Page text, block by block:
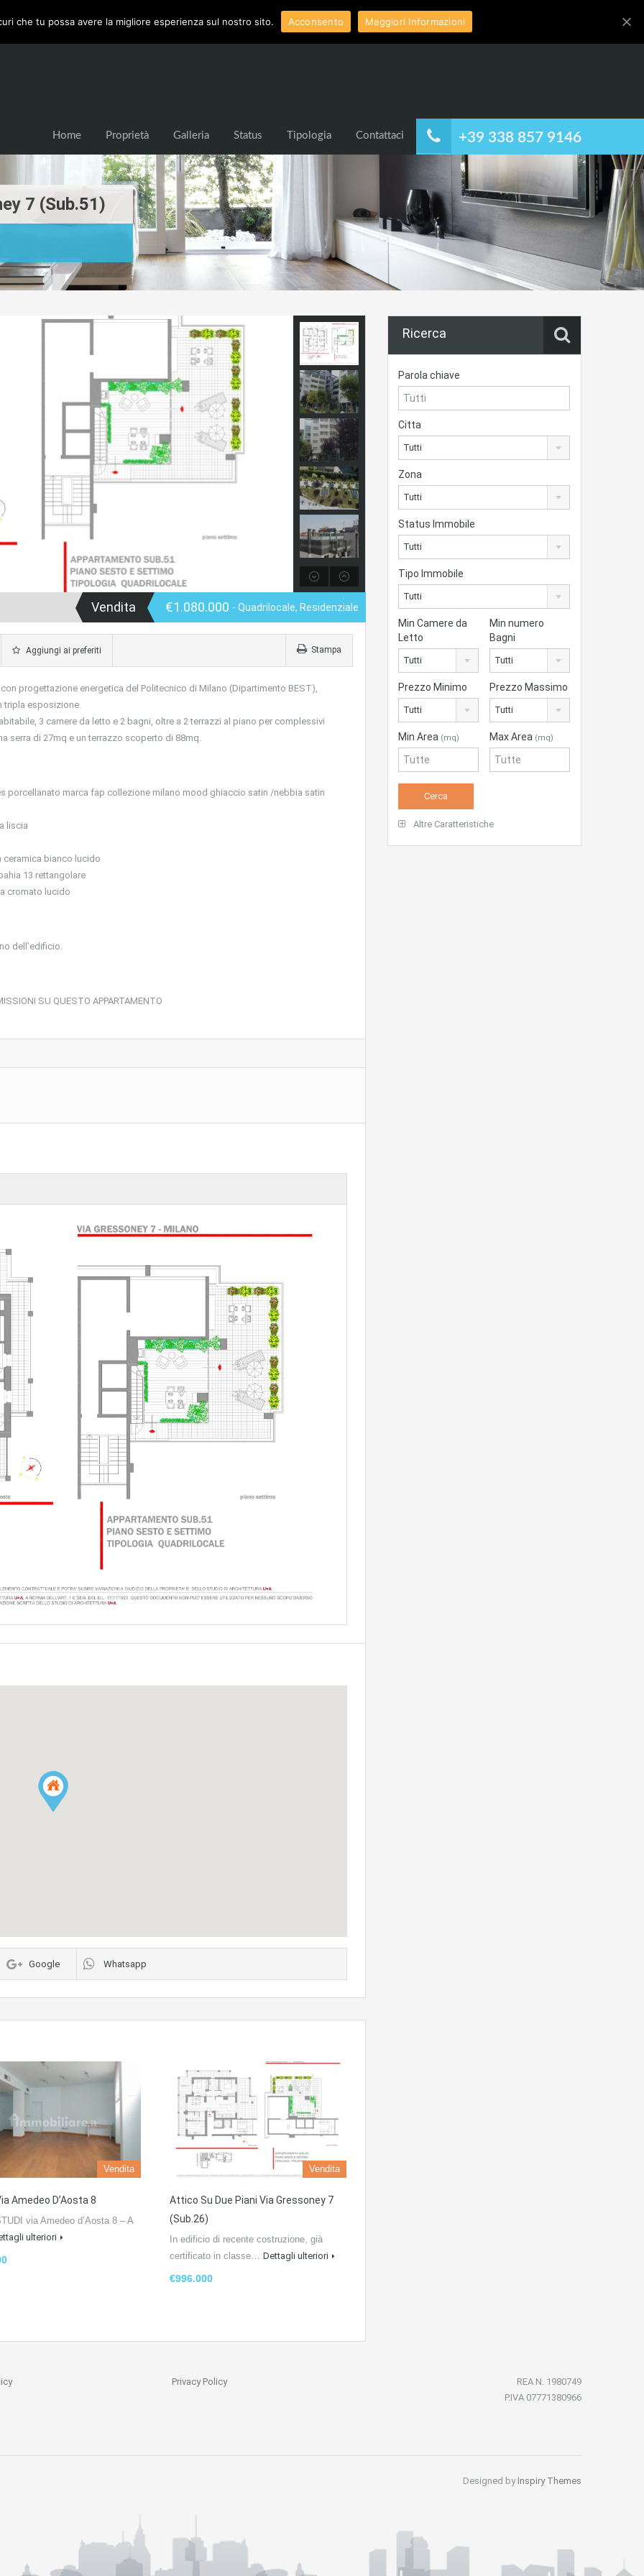
+39 338 857 9146
Home Proprietà Galleria Status Tipologia Contattaci
7 (Sub.51)
Vendita €1.080.000 - Quadrilocale, Residenziale
Aggiungi ai preferiti Stampa
progettazione energetica del Politecnico di Milano (Dipartimento BEST),
tripla esposizione.
3 camere da letto e 2 bagni, oltre a 2 terrazzi al piano per complessivi
serra di 27mq e un terrazzo scoperto di 88mq.
porcellanato marca fap collezione milano mood ghiaccio satin /nebbia satin
liscia
ceramica bianco lucido
13 rettangolare
cromato lucido
dell’edificio.
SU QUESTO APPARTAMENTO
Google Whatsapp
Vendita
Amedeo D’Aosta 8
via Amedeo d’Aosta 8 – A
ulteriori
Vendita
Attico Su Due Piani Via Gressoney 7
(sub.26)
In edificio di recente costruzione, già
certificato in classe… Dettagli ulteriori
€996.000
Ricerca
Parola chiave
Citta
Tutti
Zona
Tutti
Status Immobile
Tutti
Tipo Immobile
Tutti
Min Camere da
Letto
Tutti
Min numero
Bagni
Tutti
Prezzo Minimo
Tutti
Prezzo Massimo
Tutti
Min Area (mq) Max Area (mq)
Altre Caratteristiche
Privacy Policy
REA N. 1980749
P.IVA 07771380966
Designed by Inspiry Themes
che tu possa avere la migliore esperienza sul nostro sito. Acconsento Maggiori Informazioni